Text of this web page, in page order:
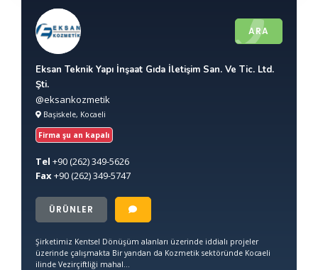
ARA
Eksan Teknik Yapı İnşaat Gıda İletişim San. Ve Tic. Ltd.
Şti.
@eksankozmetik
Başiskele, Kocaeli
Firma şu an kapalı
Tel +90(262) 349-5626
Fax+90(262) 349-5747
ÜRÜNLER
Şirketimiz Kentsel Dönüşüm alanları üzerinde iddialı projeler
üzerinde çalışmakta Bir yandan da Kozmetik sektöründe Kocaeli
ilinde Vezirçiftliği mahal...